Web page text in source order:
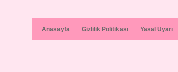
Anasayfa Gizlilik Politikası Yasal Uyarı